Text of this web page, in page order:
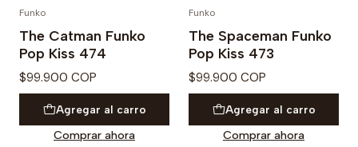
Funko
The Catman Funko
Pop Kiss 474
$99.900 COP
Agregar al carro
Comprar ahora
Funko
The Spaceman Funko
Pop Kiss 473
$99.900 COP
Agregar al carro
Comprar ahora